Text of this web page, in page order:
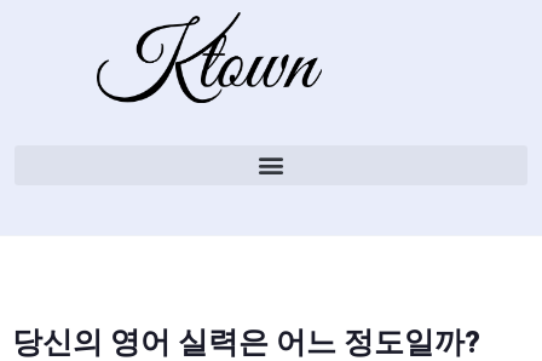
당신의 영어 실력은 어느 정도일까?